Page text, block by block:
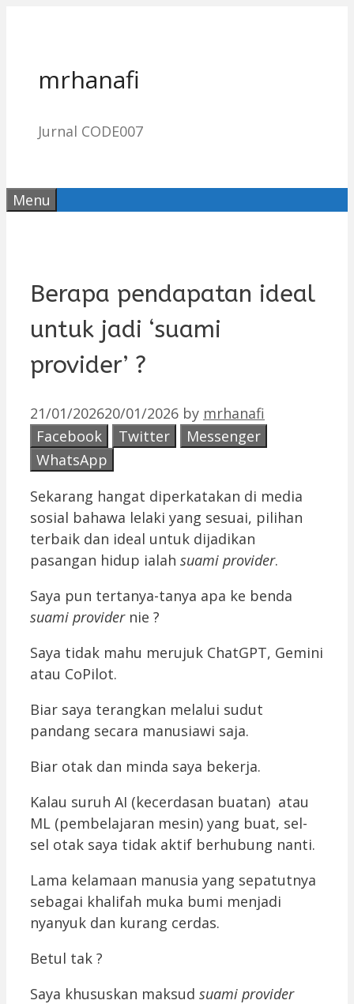
mrhanafi
Jurnal CODE007
Menu
Berapa pendapatan ideal
untuk jadi ‘suami
provider’ ?
21/01/202620/01/2026 by mrhanafi
Facebook
Twitter
Messenger
WhatsApp
Sekarang hangat diperkatakan di media
sosial bahawa lelaki yang sesuai, pilihan
terbaik dan ideal untuk dijadikan
pasangan hidup ialah suami provider.
Saya pun tertanya-tanya apa ke benda
suami providernie ?
Saya tidak mahu merujuk ChatGPT, Gemini
atau CoPilot.
Biar saya terangkan melalui sudut
pandang secara manusiawi saja.
Biar otak dan minda saya bekerja.
Kalau suruh AI (kecerdasan buatan) atau
ML (pembelajaran mesin) yang buat, sel-
sel otak saya tidak aktif berhubung nanti.
Lama kelamaan manusia yang sepatutnya
sebagai khalifah muka bumi menjadi
nyanyuk dan kurang cerdas.
Betul tak ?
Saya khususkan maksud suami provider